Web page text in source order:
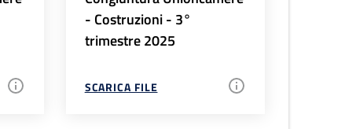
- Costruzioni - 3°
trimestre 2025
SCARICA FILE